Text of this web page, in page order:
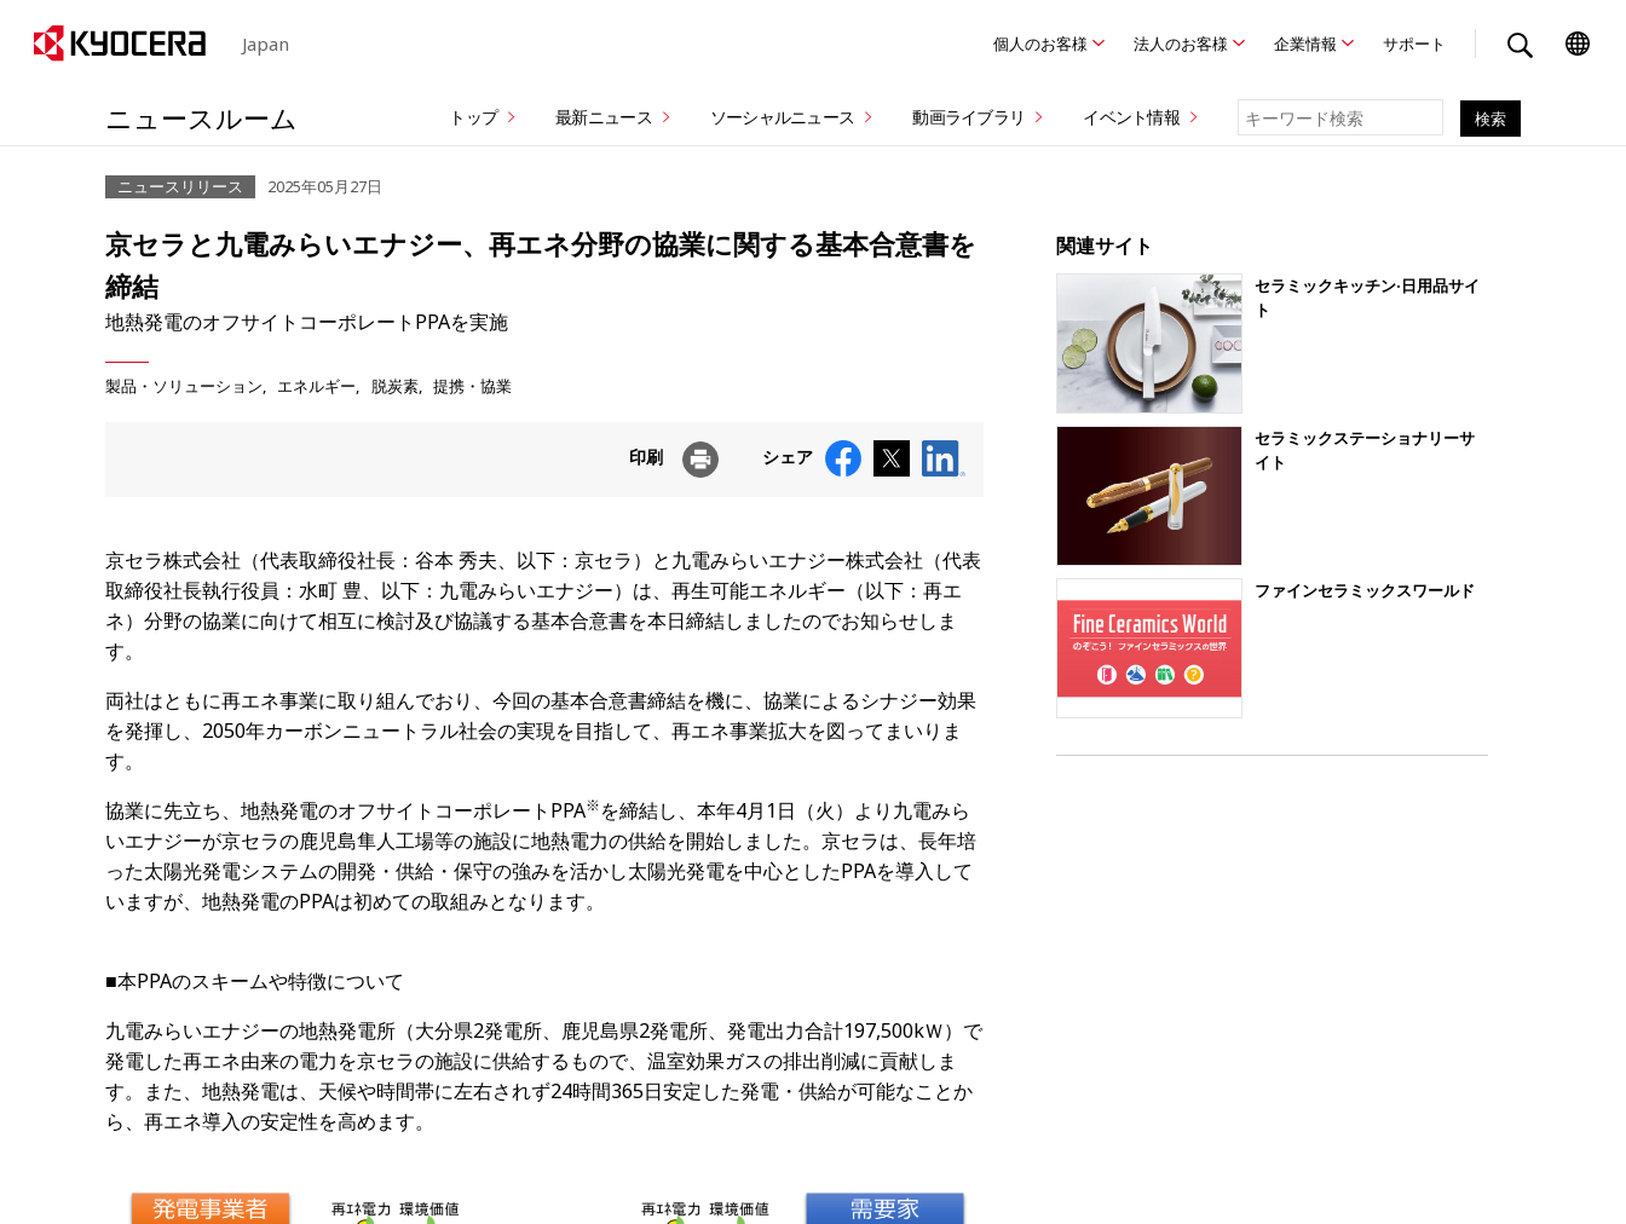
Japan 個人のお客様 法人のお客様 企業情報 サポート
ニュースルーム トップ 最新ニュース ソーシャルニュース 動画ライブラリ イベント情報
ニュースリリース 2025年05月27日
京セラと九電みらいエナジー、再エネ分野の協業に関する基本合意書を
締結
地熱発電のオフサイトコーポレートPPAを実施
製品・ソリューション エネルギー 脱炭素 提携・協業
印刷 シェア
京セラ株式会社（代表取締役社長：谷本 秀夫、以下：京セラ）と九電みらいエナジー株式会社（代表
取締役社長執行役員：水町 豊、以下：九電みらいエナジー）は、再生可能エネルギー（以下：再エ
ネ）分野の協業に向けて相互に検討及び協議する基本合意書を本日締結しましたのでお知らせしま
す。
両社はともに再エネ事業に取り組んでおり、今回の基本合意書締結を機に、協業によるシナジー効果
を発揮し、2050年カーボンニュートラル社会の実現を目指して、再エネ事業拡大を図ってまいりま
す。
協業に先立ち、地熱発電のオフサイトコーポレートPPA※を締結し、本年4月1日（火）より九電みら
いエナジーが京セラの鹿児島隼人工場等の施設に地熱電力の供給を開始しました。 京セラは、長年培
った太陽光発電システムの開発・供給・保守の強みを活かし太陽光発電を中心としたPPAを導入して
いますが、地熱発電のPPAは初めての取組みとなります。
■本PPAのスキームや特徴について
九電みらいエナジーの地熱発電所（大分県2発電所、鹿児島県2発電所、発電出力合計197,500kＷ）で
発電した再エネ由来の電力を京セラの施設に供給するもので、温室効果ガスの排出削減に貢献しま
す。また、地熱発電は、天候や時間帯に左右されず24時間365日安定した発電・供給が可能なことか
ら、再エネ導入の安定性を高めます。
関連サイト
セラミックキッチン·日用品サイ
ト
セラミックステーショナリーサ
イト
ファインセラミックスワールド